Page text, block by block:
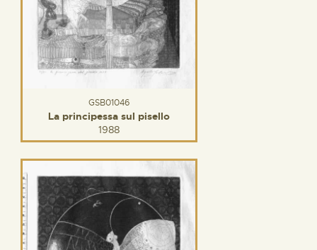
GSB01046
La principessa sul pisello
1988